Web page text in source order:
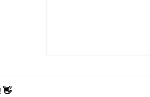
👋